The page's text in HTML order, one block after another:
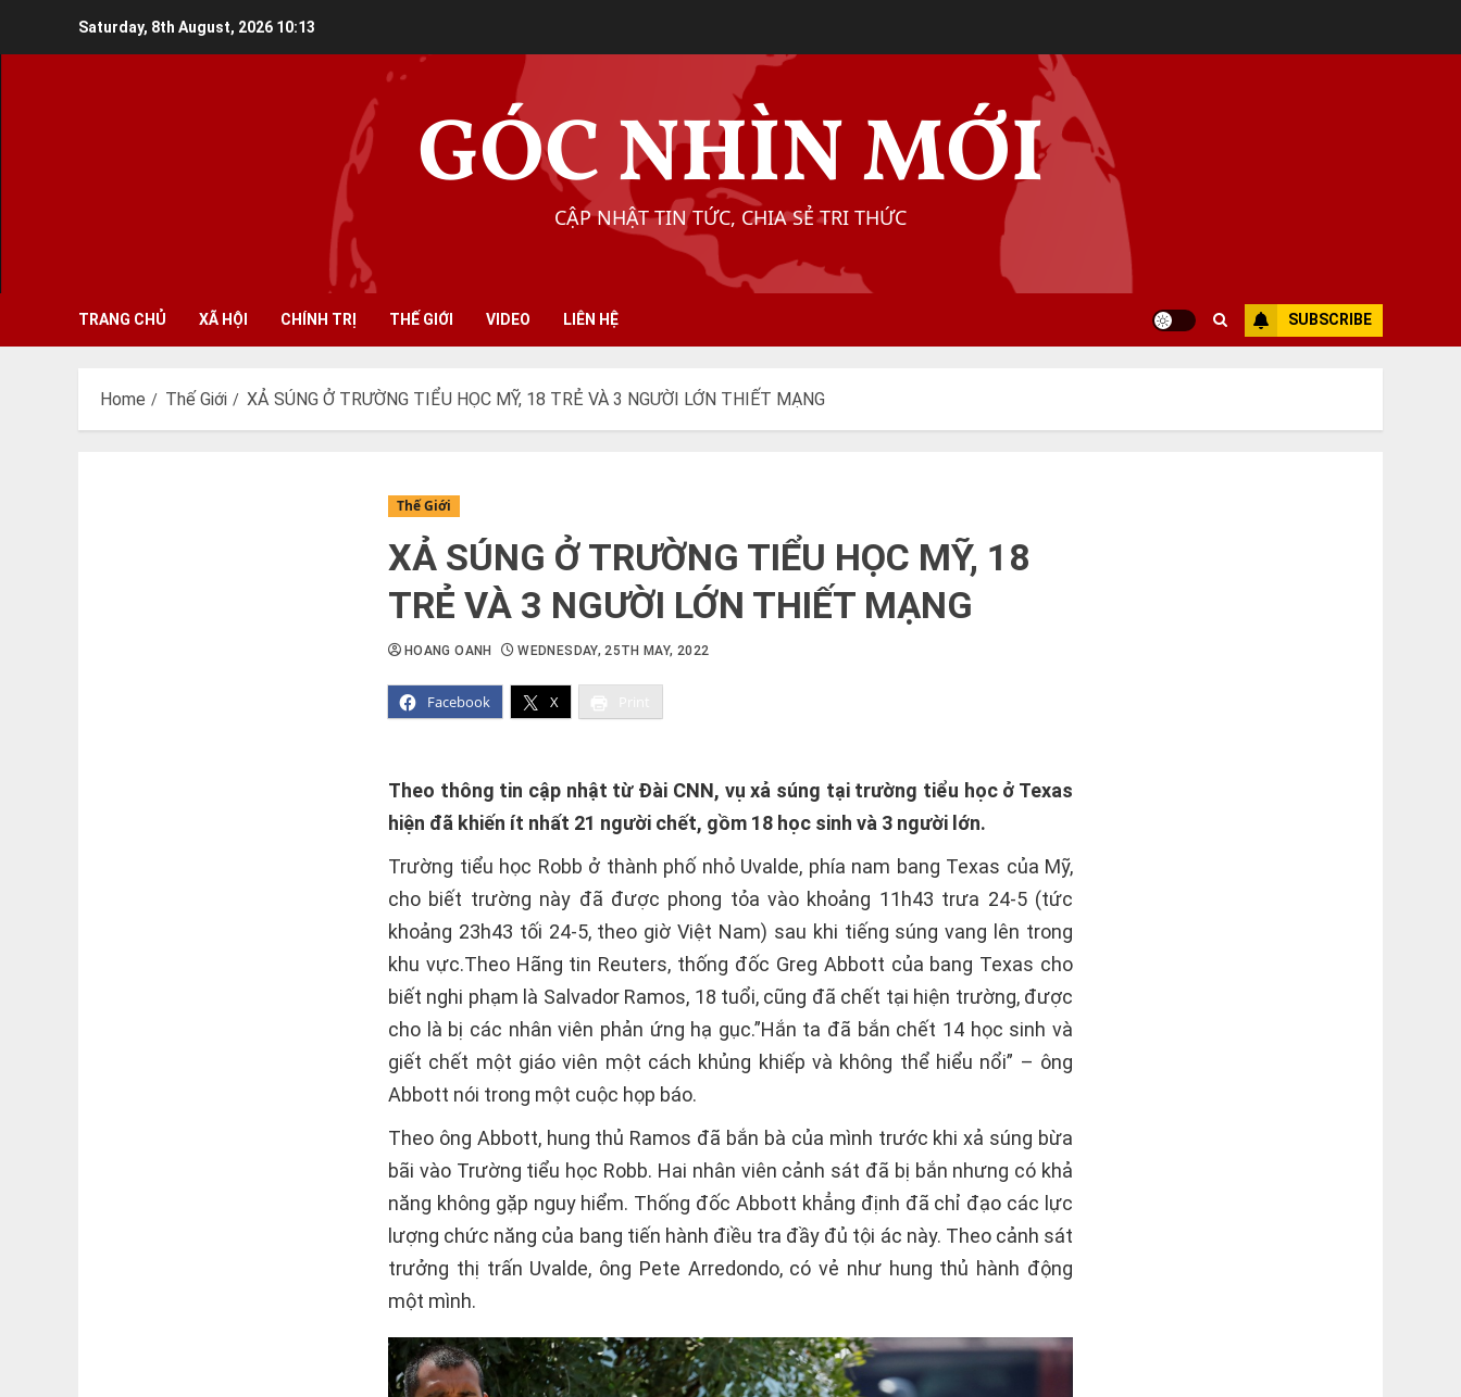
Saturday, 8th August, 2026 10:13
GÓC NHÌN MỚI
CẬP NHẬT TIN TỨC, CHIA SẺ TRI THỨC
TRANG CHỦ XÃ HỘI CHÍNH TRỊ THẾ GIỚI VIDEO LIÊN HỆ SUBSCRIBE
Home Thế Giới XẢ SÚNG Ở TRƯỜNG TIỂU HỌC MỸ, 18 TRẺ VÀ 3 NGƯỜI LỚN THIẾT MẠNG
Thế Giới
XẢ SÚNG Ở TRƯỜNG TIỂU HỌC MỸ, 18
TRẺ VÀ 3 NGƯỜI LỚN THIẾT MẠNG
Facebook X
HOANG OANH WEDNESDAY, 25TH MAY, 2022
Theo thông tin cập nhật từ Đài CNN, vụ xả súng tại trường tiểu học ở Texas
hiện đã khiến ít nhất 21 người chết, gồm 18 học sinh và 3 người lớn.
Trường tiểu học Robb ở thành phố nhỏ Uvalde, phía nam bang Texas của Mỹ,
cho biết trường này đã được phong tỏa vào khoảng 11h43 trưa 24-5 (tức
khoảng 23h43 tối 24-5, theo giờ Việt Nam) sau khi tiếng súng vang lên trong
khu vực.Theo Hãng tin Reuters, thống đốc Greg Abbott của bang Texas cho
biết nghi phạm là Salvador Ramos, 18 tuổi, cũng đã chết tại hiện trường, được
cho là bị các nhân viên phản ứng hạ gục.”Hắn ta đã bắn chết 14 học sinh và
giết chết một giáo viên một cách khủng khiếp và không thể hiểu nổi” – ông
Abbott nói trong một cuộc họp báo.
Theo ông Abbott, hung thủ Ramos đã bắn bà của mình trước khi xả súng bừa
bãi vào Trường tiểu học Robb. Hai nhân viên cảnh sát đã bị bắn nhưng có khả
năng không gặp nguy hiểm. Thống đốc Abbott khẳng định đã chỉ đạo các lực
lượng chức năng của bang tiến hành điều tra đầy đủ tội ác này. Theo cảnh sát
trưởng thị trấn Uvalde, ông Pete Arredondo, có vẻ như hung thủ hành động
một mình.